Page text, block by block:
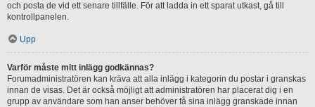
och posta de vid ett senare tillfälle. För att ladda in ett sparat utkast, gå till
kontrollpanelen.
Upp
Varför måste mitt inlägg godkännas?
Forumadministratören kan kräva att alla inlägg i kategorin du postar i granskas
innan de visas. Det är också möjligt att administratören har placerat dig i en
grupp av användare som han anser behöver få sina inlägg granskade innan